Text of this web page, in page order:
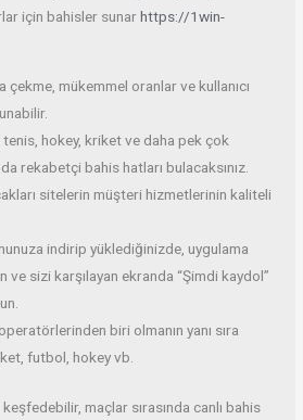
için bahisler sunarhttps://1win-
çekme, mükemmel oranlar ve kullanıcı
hokey, kriket ve daha pek çok
rekabetçi bahis hatları bulacaksınız.
sitelerin müşteri hizmetlerinin kaliteli
indirip yüklediğinizde, uygulama
ve sizi karşılayan ekranda “Şimdi kaydol”
biri olmanın yanı sıra
futbol, ​​hokey vb.
maçlar sırasında canlı bahis